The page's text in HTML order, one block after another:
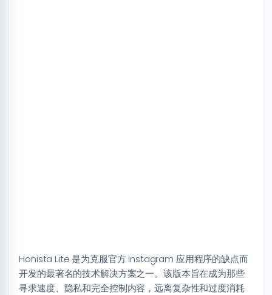
Honista Lite 是为克服官方 Instagram 应用程序的缺点而
开发的最著名的技术解决方案之一。该版本旨在成为那些
寻求速度、隐私和完全控制内容，远离复杂性和过度消耗